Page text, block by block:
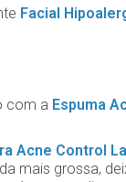
Facial
com a Espuma
Acne Control
mais grossa,